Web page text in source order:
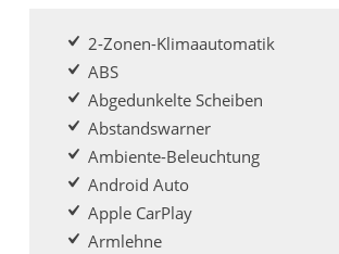
2-Zonen-Klimaautomatik
ABS
Abgedunkelte Scheiben
Abstandswarner
Ambiente-Beleuchtung
Android Auto
Apple CarPlay
Armlehne